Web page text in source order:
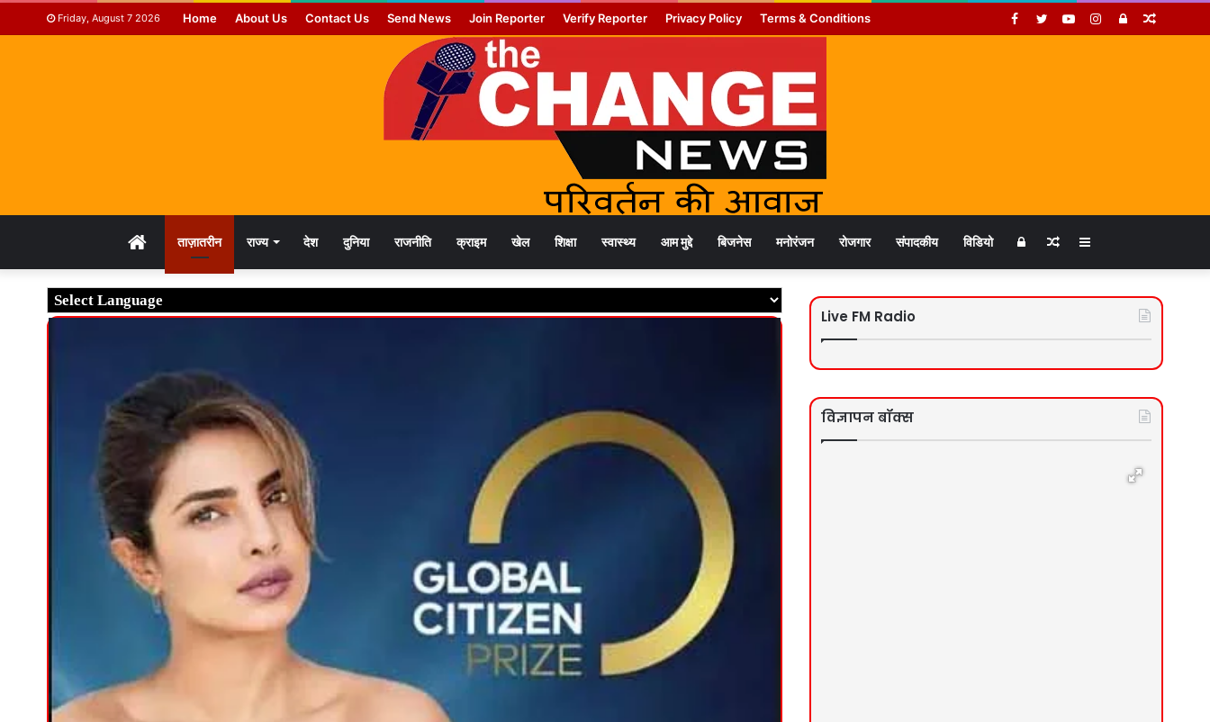
Friday, August 7 2026 Home About Us Contact Us Send News Join Reporter Verify Reporter Privacy Policy Terms & Conditions Random
Log
Instagram
YouTube
Twitter
Facebook
HOMEताज़ातरीन राज्य देश दुनिया राजनीति क्राइम खेल शिक्षा स्वास्थ्य आम मुद्दे बिजनेस मनोरंजन रोजगार संपादकीय विडियो Sidebar
Random
Article
Log
In
Live FM Radio
विज्ञापन बॉक्स